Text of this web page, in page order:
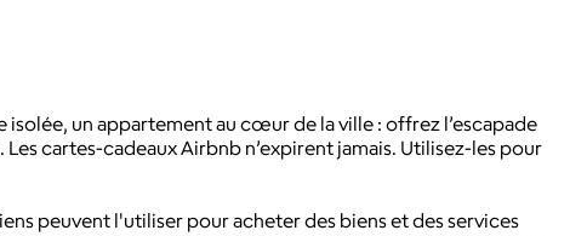
isolée, un appartement au cœur de la ville : offrez l’escapade
cartes-cadeaux Airbnb n’expirent jamais. Utilisez-les pour
peuvent l'utiliser pour acheter des biens et des services